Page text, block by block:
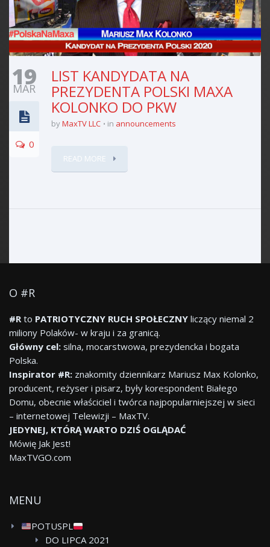
19
MAR
0
LIST KANDYDATA NA
PREZYDENTA POLSKI MAXA
KOLONKO DO PKW
byMaxTV LLC in announcements
READ MORE
O #R
#Rto PATRIOTYCZNY RUCH SPOŁECZNY liczący niemal 2
miliony Polaków- w kraju i za granicą.
Główny cel: silna, mocarstwowa, prezydencka i bogata
Polska.
Inspirator #R: znakomity dziennikarz Mariusz Max Kolonko,
producent, reżyser i pisarz, były korespondent Białego
Domu, obecnie właściciel i twórca najpopularniejszej w sieci
– internetowej Telewizji – MaxTV.
JEDYNEJ, KTÓRĄ WARTO DZIŚ OGLĄDAĆ
Mówię Jak Jest!
MaxTVGO.com
MENU
POTUSPL
DO LIPCA 2021